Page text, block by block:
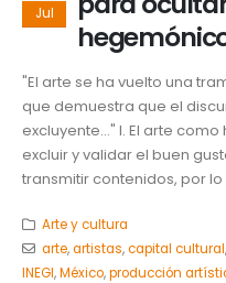
Jul
"El arte se ha vuelto una
que demuestra que el
excluyente…" I. El arte
excluir y validar el buen
transmitir contenidos, por
Arte y cultura
arte,artistas,capital cultural,
INEGI,México,producción